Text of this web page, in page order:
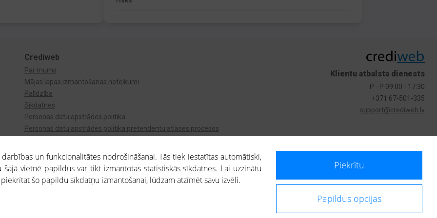
Crediweb
Par mums
Mājas lapas izmantošanas noteikumi
Palīdzība
Sīkdatnes
Personas datu apstrādes politika
Personas datu apstrādes politika pretendentu atlases procesos
Klientu atbalsta dienests
P - P 09:00 - 17:30
+371 67-501-335
support@crediweb.lv
ietvaros saņemtajai informācijai ir uzziņas raksturs, un tai nav juridiska spēka. Portāla lietotājs, izmantojot portālā saņemto informāciju, ir atbildīgs par fizisko
un funkcionalitātes nodrošināšanai. Tās tiek iestatītas automātiski,
vietnē papildus var tikt izmantotas statistiskās sīkdatnes. Lai uzzinātu
piekrītat šo papildu sīkdatņu izmantošanai, lūdzam atzīmēt savu izvēli.
Piekrītu
Papildus opcijas